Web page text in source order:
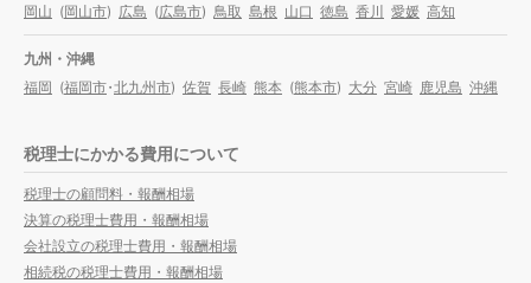
岡山 (岡山市) 広島 (広島市) 鳥取 島根 山口 徳島 香川 愛媛 高知
九州・沖縄
福岡 (福岡市・北九州市) 佐賀 長崎 熊本 (熊本市) 大分 宮崎 鹿児島 沖縄
税理士にかかる費用について
税理士の顧問料・報酬相場
決算の税理士費用・報酬相場
会社設立の税理士費用・報酬相場
相続税の税理士費用・報酬相場